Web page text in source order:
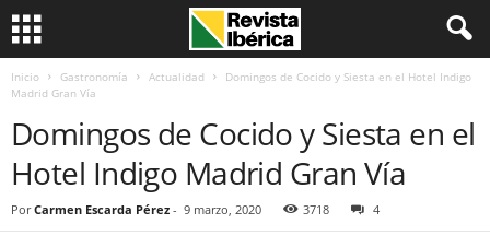
Inicio Gastronomía Actualidad
Domingos de Cocido y Siesta en el Hotel Indigo
Madrid Gran Vía
Domingos de Cocido y Siesta en el
Hotel Indigo Madrid Gran Vía
Por Carmen Escarda Pérez - 9 marzo, 2020 3718 4